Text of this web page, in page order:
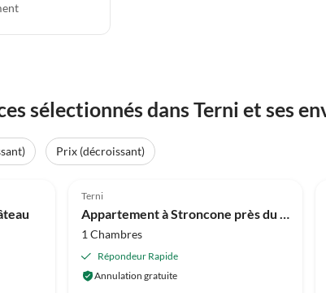
sélectionnés dans Terni et ses
Prix (décroissant)
Terni
Appartement à Stroncone près du lac Piediluco
1 Chambres
Répondeur Rapide
Annulation gratuite